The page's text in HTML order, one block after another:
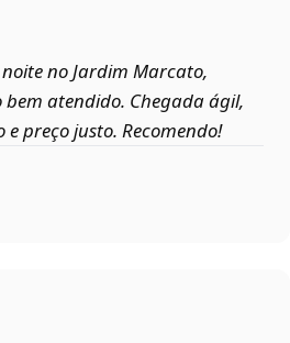
no Jardim Marcato,
bem atendido. Chegada ágil,
preço justo. Recomendo!